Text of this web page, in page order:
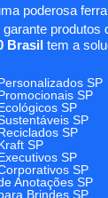
poderosa
garante produtos
Brasil tem a
SP
SP
SP
SP
SP
SP
SP
SP
Anotações SP
Brindes SP